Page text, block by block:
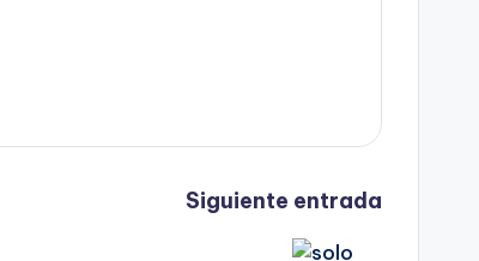
Siguiente entrada